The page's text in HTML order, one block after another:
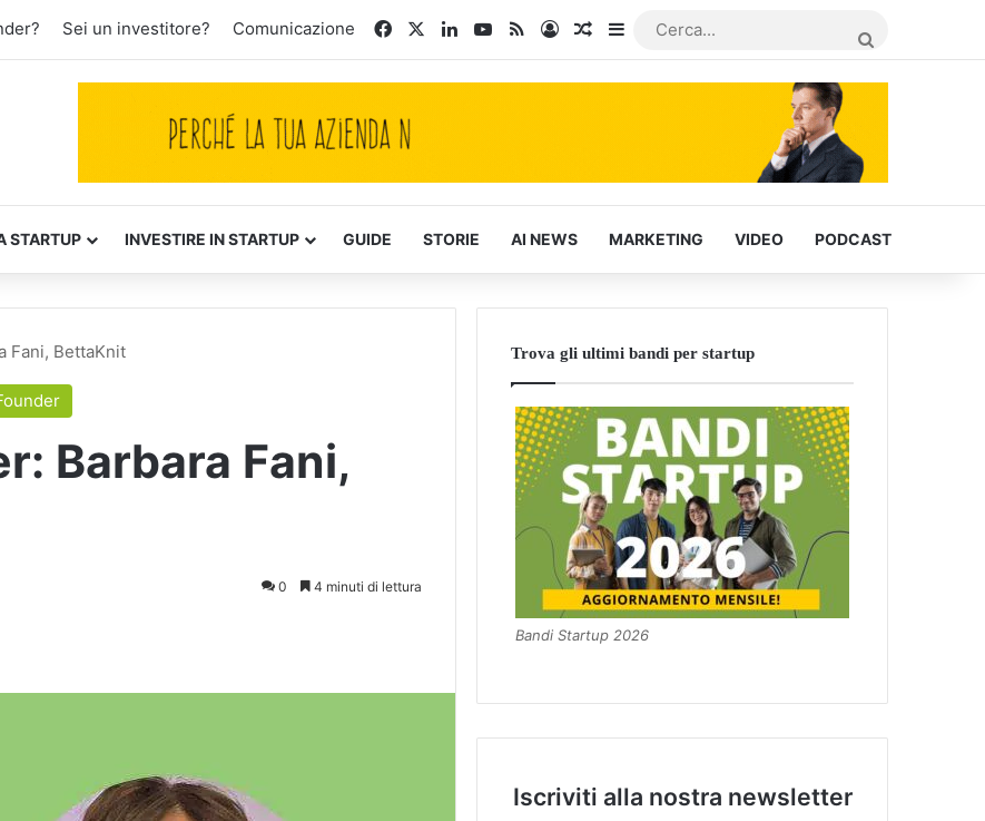
Sei un investitore? Comunicazione FacebookLinkedInYou Tube
RSSAccediArticoli Casuali
Barra laterale
STARTUP INVESTIRE IN STARTUP GUIDE STORIE AI NEWS MARKETING VIDEO PODCAST
Fani, BettaKnit
Barbara Fani,
0 4 minuti di lettura
Trova gli ultimi bandi per startup
Bandi Startup 2026
Iscriviti alla nostra newsletter